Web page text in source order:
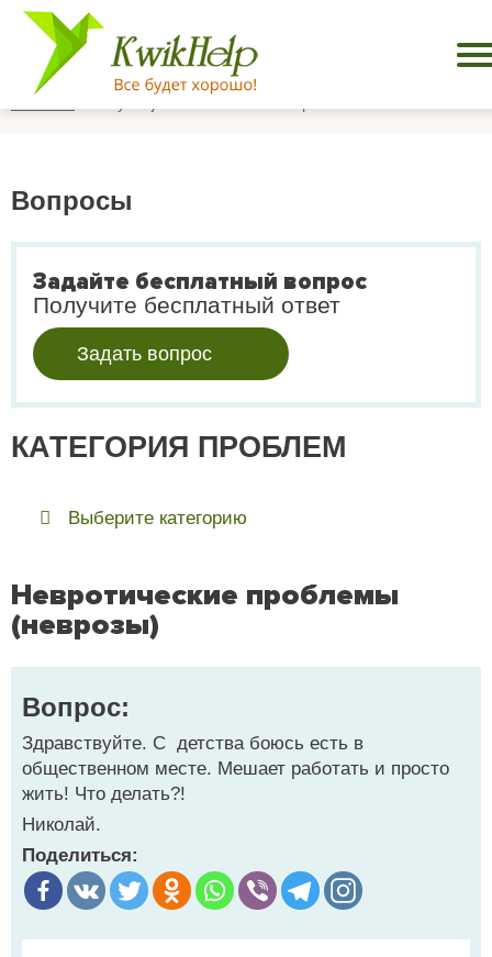
Вопросы
Задайте бесплатный вопрос
Получите бесплатный ответ
Задать вопрос
КАТЕГОРИЯ ПРОБЛЕМ
Выберите категорию
Невротические проблемы
(неврозы)
Вопрос:
Здравствуйте. С детства боюсь есть в
общественном месте. Мешает работать и просто
жить! Что делать?!
Николай.
Поделиться: